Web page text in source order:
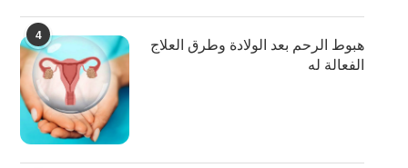
4
هبوط الرحم بعد الولادة وطرق العلاج
الفعالة له